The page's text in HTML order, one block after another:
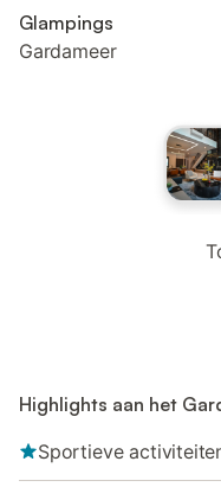
Glampings
Gardameer
Highlights aan het
Sportieve